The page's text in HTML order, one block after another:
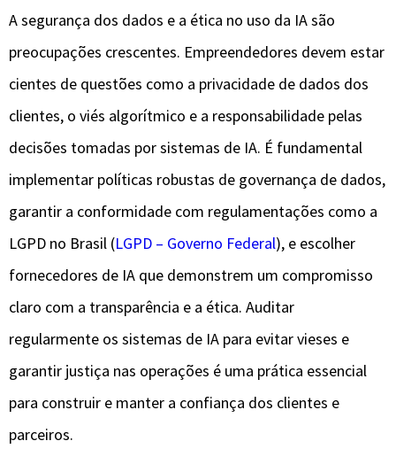
A segurança dos dados e a ética no uso da IA são
preocupações crescentes. Empreendedores devem estar
cientes de questões como a privacidade de dados dos
clientes, o viés algorítmico e a responsabilidade pelas
decisões tomadas por sistemas de IA. É fundamental
implementar políticas robustas de governança de dados,
garantir a conformidade com regulamentações como a
LGPD no Brasil (LGPD – Governo Federal), e escolher
fornecedores de IA que demonstrem um compromisso
claro com a transparência e a ética. Auditar
regularmente os sistemas de IA para evitar vieses e
garantir justiça nas operações é uma prática essencial
para construir e manter a confiança dos clientes e
parceiros.